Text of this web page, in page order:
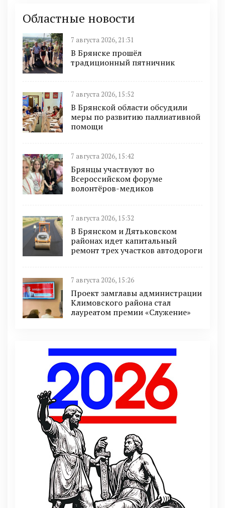
Областные новости
7 августа 2026, 21:31
В Брянске прошёл
традиционный пятничник
7 августа 2026, 15:52
В Брянской области обсудили
меры по развитию паллиативной
помощи
7 августа 2026, 15:42
Брянцы участвуют во
Всероссийском форуме
волонтёров-медиков
7 августа 2026, 15:32
В Брянском и Дятьковском
районах идет капитальный
ремонт трех участков автодороги
7 августа 2026, 15:26
Проект замглавы администрации
Климовского района стал
лауреатом премии «Служение»